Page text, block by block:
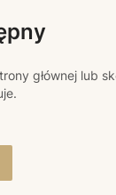
głównej lub